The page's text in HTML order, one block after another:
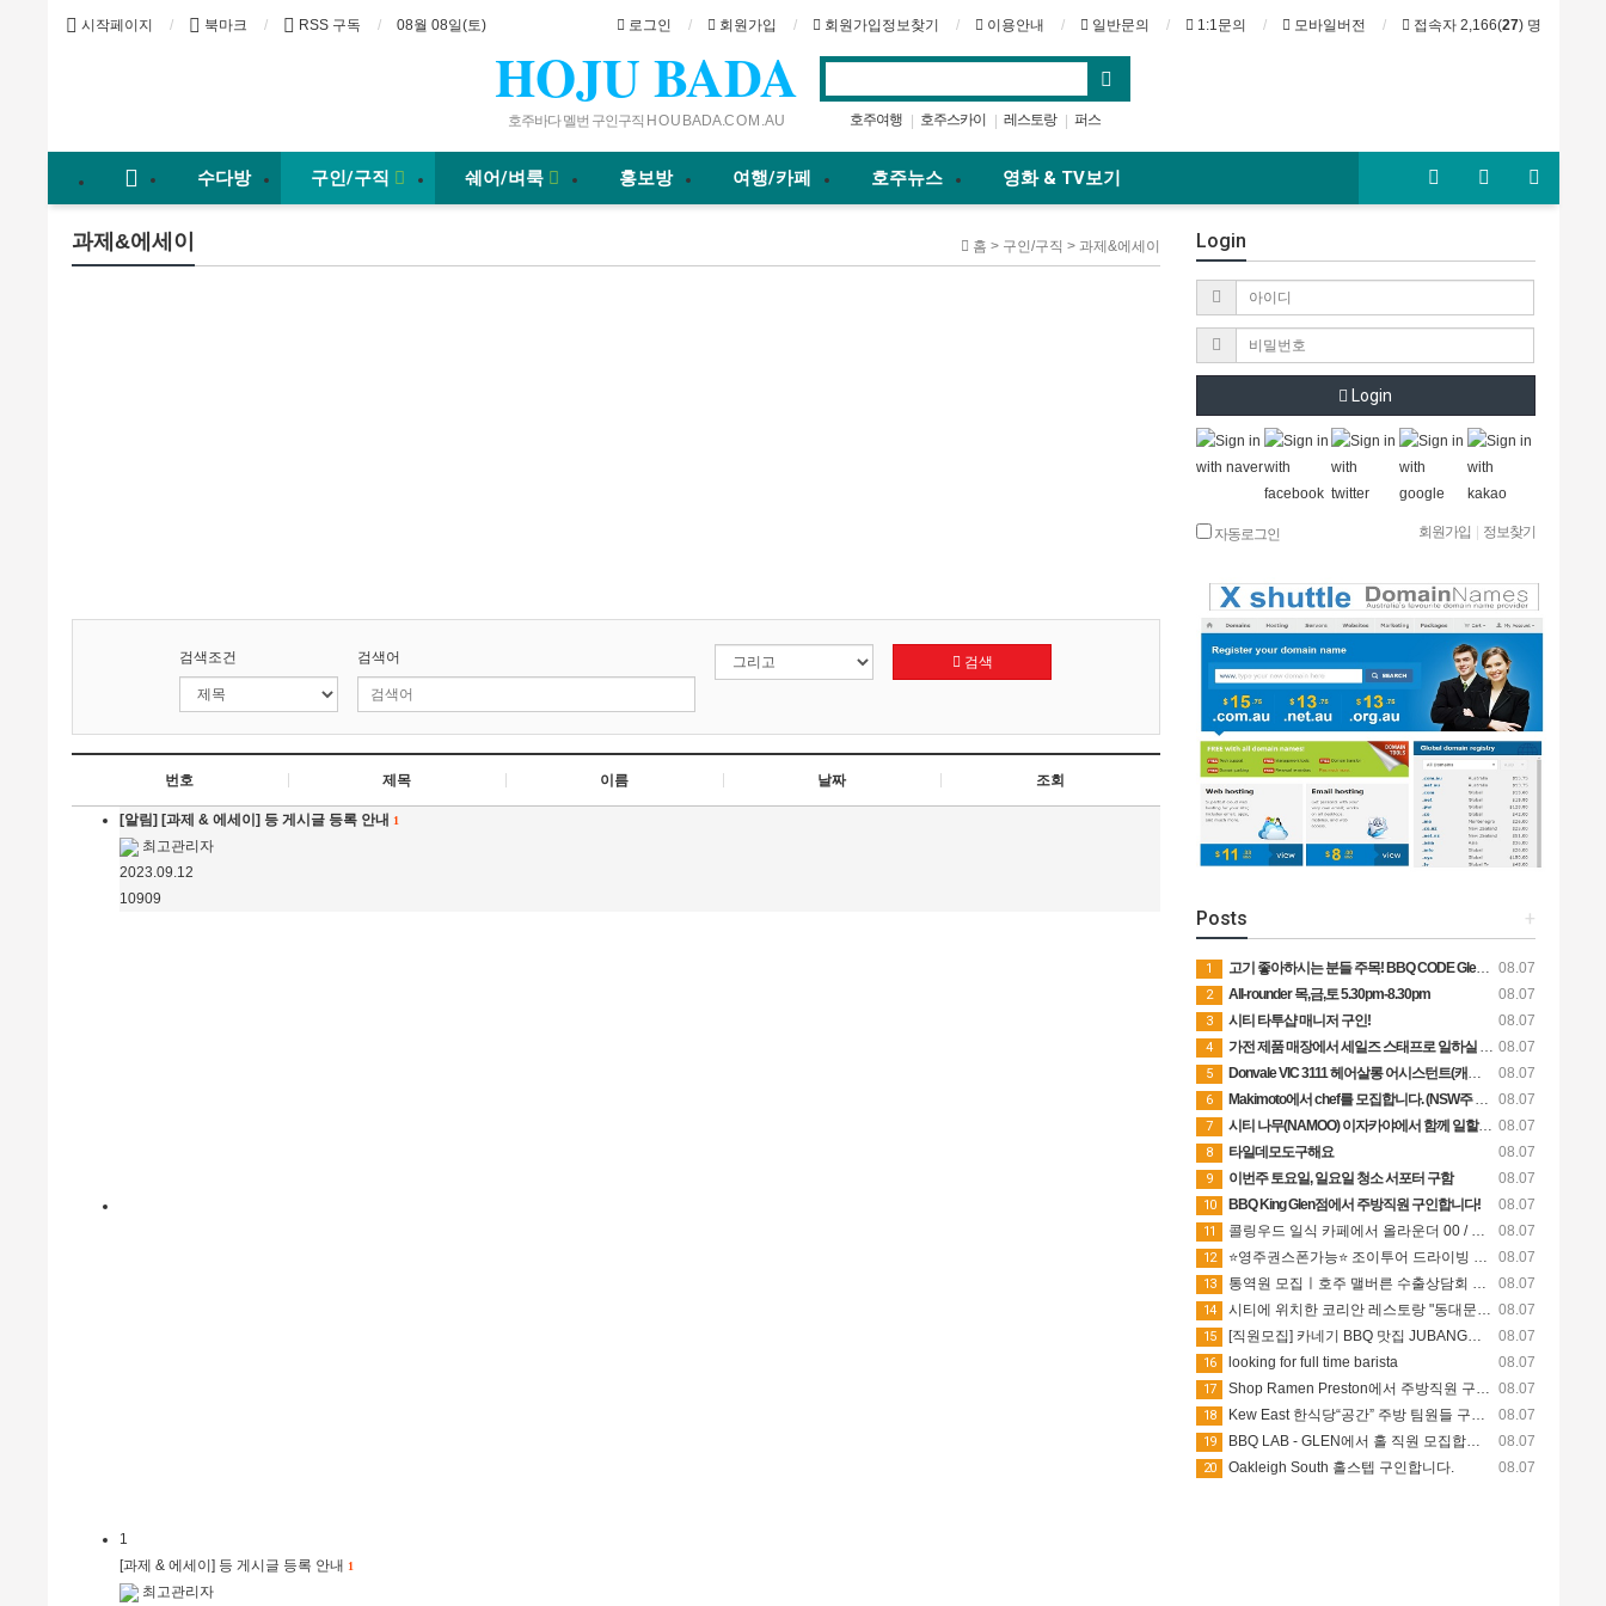
시작페이지 북마크 RSS 구독 08월 08일(토) 로그인 회원가입 회원가입정보찾기 이용안내 일반문의 1:1문의 모바일버전 접속자 2,166(27) 명
HOJU BADA
호주바다 멜번 구인구직 H O U B A D A .C O M . A U 호주여행 | 호주스카이 | 레스토랑 | 퍼스
수다방 구인/구직 쉐어/벼룩 홍보방 여행/카페 호주뉴스 영화 & TV보기
홈 > 구인/구직 > 과제&에세이
과제&에세이
검색조건 검색어 검색
번호 제목 이름 날짜 조회
[알림] [과제 & 에세이] 등 게시글 등록 안내 1
최고관리자
2023.09.12
10909
1
[과제 & 에세이] 등 게시글 등록 안내 1
최고관리자
Login
Login
자동로그인 회원가입 정보찾기
+
Posts
08.07
1
고기 좋아하시는 분들 주목! BBQ CODE Glen Waverley에서 함께해요
08.07
2
All-rounder 목,금,토 5.30pm-8.30pm
08.07
3
시티 타투샵 매니저 구인!
08.07
4
가전 제품 매장에서 세일즈 스태프로 일하실 분 구합니다.
08.07
5
Donvale VIC 3111 헤어살롱 어시스턴트(캐쥬얼/파트타임) 구합니다
08.07
6
Makimoto에서 chef를 모집합니다. (NSW주 Port Macquarie)
08.07
7
시티 나무(NAMOO) 이자카야에서 함께 일할 직원구합니다.
08.07
8
타일데모도구해요
08.07
9
이번주 토요일, 일요일 청소 서포터 구함
08.07
10
BBQ King Glen점에서 주방직원 구인합니다!
08.07
11
콜링우드 일식 카페에서 올라운더 00 / 바리스타 00명 구인해요.
08.07
12
⭐영주권스폰가능⭐ 조이투어 드라이빙 가이드 모집 (상시채용)
08.07
13
통역원 모집ㅣ호주 맬버른 수출상담회 통역 (26.08.31)
08.07
14
시티에 위치한 코리안 레스토랑 "동대문" 에서 김밥 롤메이커 오픈키친 직원 구합니다 icon dongdaemun 0 72 0 0 Print 글주소 08-07 101.♡.♡.187
08.07
15
[직원모집] 카네기 BBQ 맛집 JUBANG에서 함께 일해요
08.07
16
looking for full time barista
08.07
17
Shop Ramen Preston에서 주방직원 구인합니다.
08.07
18
Kew East 한식당“공간” 주방 팀원들 구해요(키친핸드, 쉐프님)
08.07
19
BBQ LAB - GLEN에서 홀 직원 모집합니다.
08.07
20 Oakleigh South 홀스텝 구인합니다.